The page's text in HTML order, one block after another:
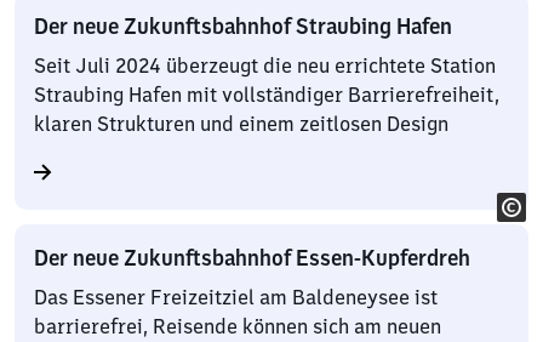
Der neue Zukunftsbahnhof Straubing Hafen
Seit Juli 2024 überzeugt die neu errichtete Station
Straubing Hafen mit vollständiger Barrierefreiheit,
klaren Strukturen und einem zeitlosen Design
Der neue Zukunftsbahnhof Essen-Kupferdreh
Das Essener Freizeitziel am Baldeneysee ist
barrierefrei, Reisende können sich am neuen